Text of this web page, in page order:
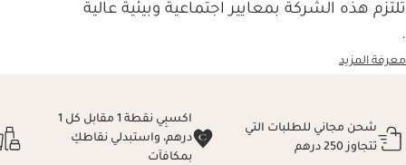
تلتزم هذه الشركة بمعايير اجتماعية وبيئية عالية
.
معرفة المزيد
شحن مجاني للطلبات التي
تتجاوز 250 درهم
اكسبِي نقطة 1 مقابل كل 1
درهم، واستبدلي نقاطكِ
بمكافآت